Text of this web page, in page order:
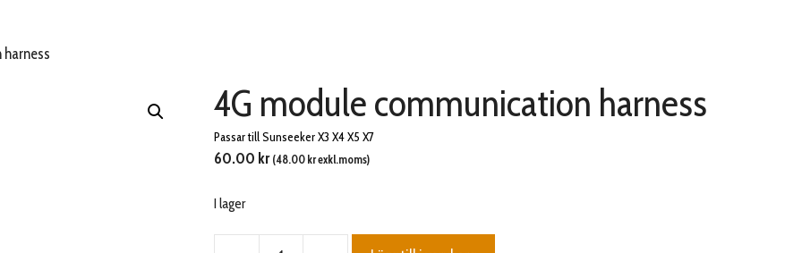
4G module communication harness
Passar till Sunseeker X3 X4 X5 X7
60.00 kr (48.00 krexkl.moms)
I lager